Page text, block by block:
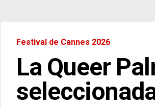
Festival de Cannes 2026
La Queer